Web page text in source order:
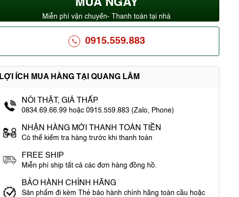
MUA NGAY
Miễn phí vận chuyển- Thanh toán tại nhà
0915.559.883
LỢI ÍCH MUA HÀNG TẠI QUANG LÂM
NÓI THẬT, GIÁ THẤP
0834.69.66.99 hoặc 0915.559.883 (Zalo, Phone)
NHẬN HÀNG MỚI THANH TOÁN TIỀN
Có thể kiểm tra hàng trước khi thanh toán
FREE SHIP
Miễn phí ship tất cả các đơn hàng đồng hồ.
BẢO HÀNH CHÍNH HÃNG
Sản phẩm đi kèm Thẻ bảo hành chính hãng toàn cầu hoặc